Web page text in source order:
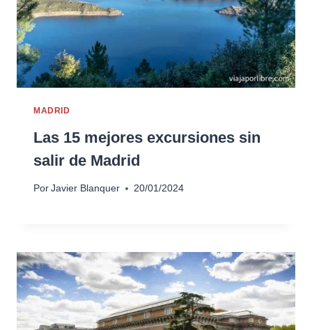
MADRID
Las 15 mejores excursiones sin
salir de Madrid
Por Javier Blanquer 20/01/2024